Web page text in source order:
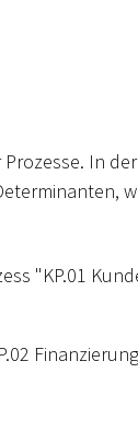
In der
"KP.01
Finanzierung